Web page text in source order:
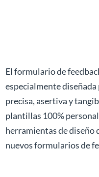
El formulario de
especialmente
precisa, asertiva y
plantillas 100%
herramientas de diseño
nuevos formularios de